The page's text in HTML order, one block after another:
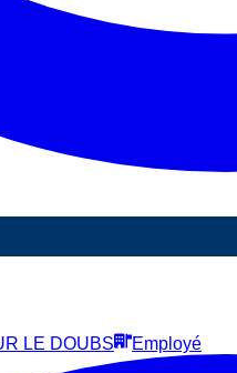
LE DOUBS Employé